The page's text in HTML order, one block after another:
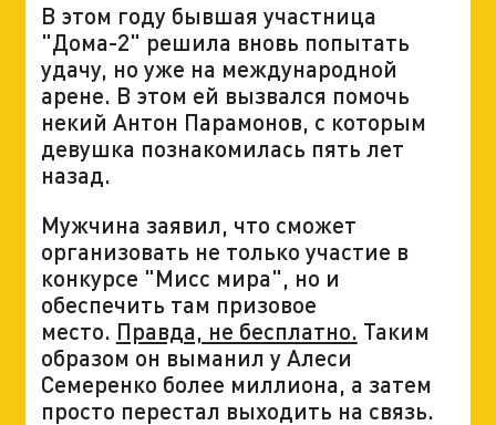
В этом году бывшая участница
"Дома-2" решила вновь попытать
удачу, но уже на международной
арене. В этом ей вызвался помочь
некий Антон Парамонов, с которым
девушка познакомилась пять лет
назад.
Мужчина заявил, что сможет
организовать не только участие в
конкурсе "Мисс мира", но и
обеспечить там призовое
место. Правда, не бесплатно. Таким
образом он выманил у Алеси
Семеренко более миллиона, а затем
просто перестал выходить на связь.